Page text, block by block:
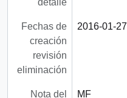
detalle
Fechas de
creación
revisión
eliminación
2016-01-27
Nota del
MF